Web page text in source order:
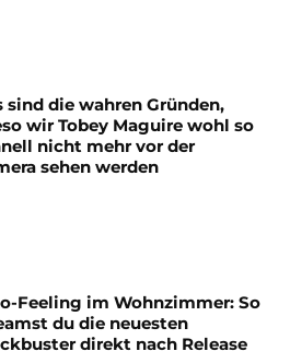
sind die wahren Gründen,
wir Tobey Maguire wohl so
nicht mehr vor der
sehen werden
Feeling im Wohnzimmer: So
du die neuesten
direkt nach Release